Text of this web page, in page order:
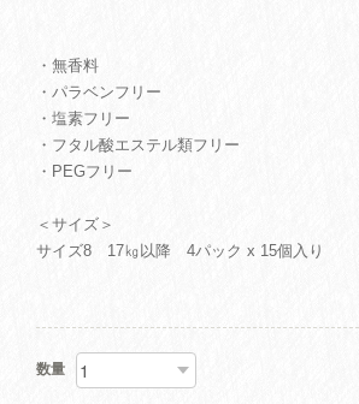
・無香料
・パラベンフリー
・塩素フリー
・フタル酸エステル類フリー
・PEGフリー
＜サイズ＞
サイズ8 17㎏以降 4パック x 15個入り
数量